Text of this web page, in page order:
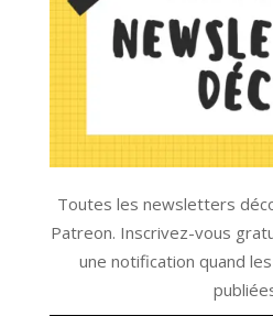
Toutes les newsletters
Patreon. Inscrivez-vous
une notification quand